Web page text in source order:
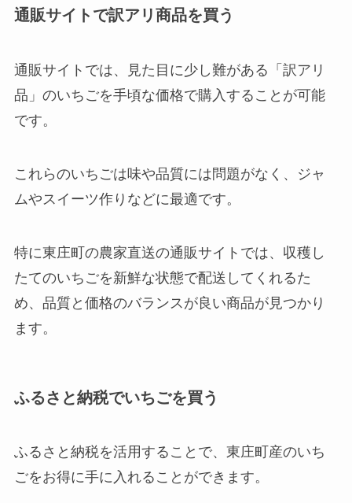
通販サイトで訳アリ商品を買う
通販サイトでは、見た目に少し難がある「訳アリ
品」のいちごを手頃な価格で購入することが可能
です。
これらのいちごは味や品質には問題がなく、ジャ
ムやスイーツ作りなどに最適です。
特に東庄町の農家直送の通販サイトでは、収穫し
たてのいちごを新鮮な状態で配送してくれるた
め、品質と価格のバランスが良い商品が見つかり
ます。
ふるさと納税でいちごを買う
ふるさと納税を活用することで、東庄町産のいち
ごをお得に手に入れることができます。